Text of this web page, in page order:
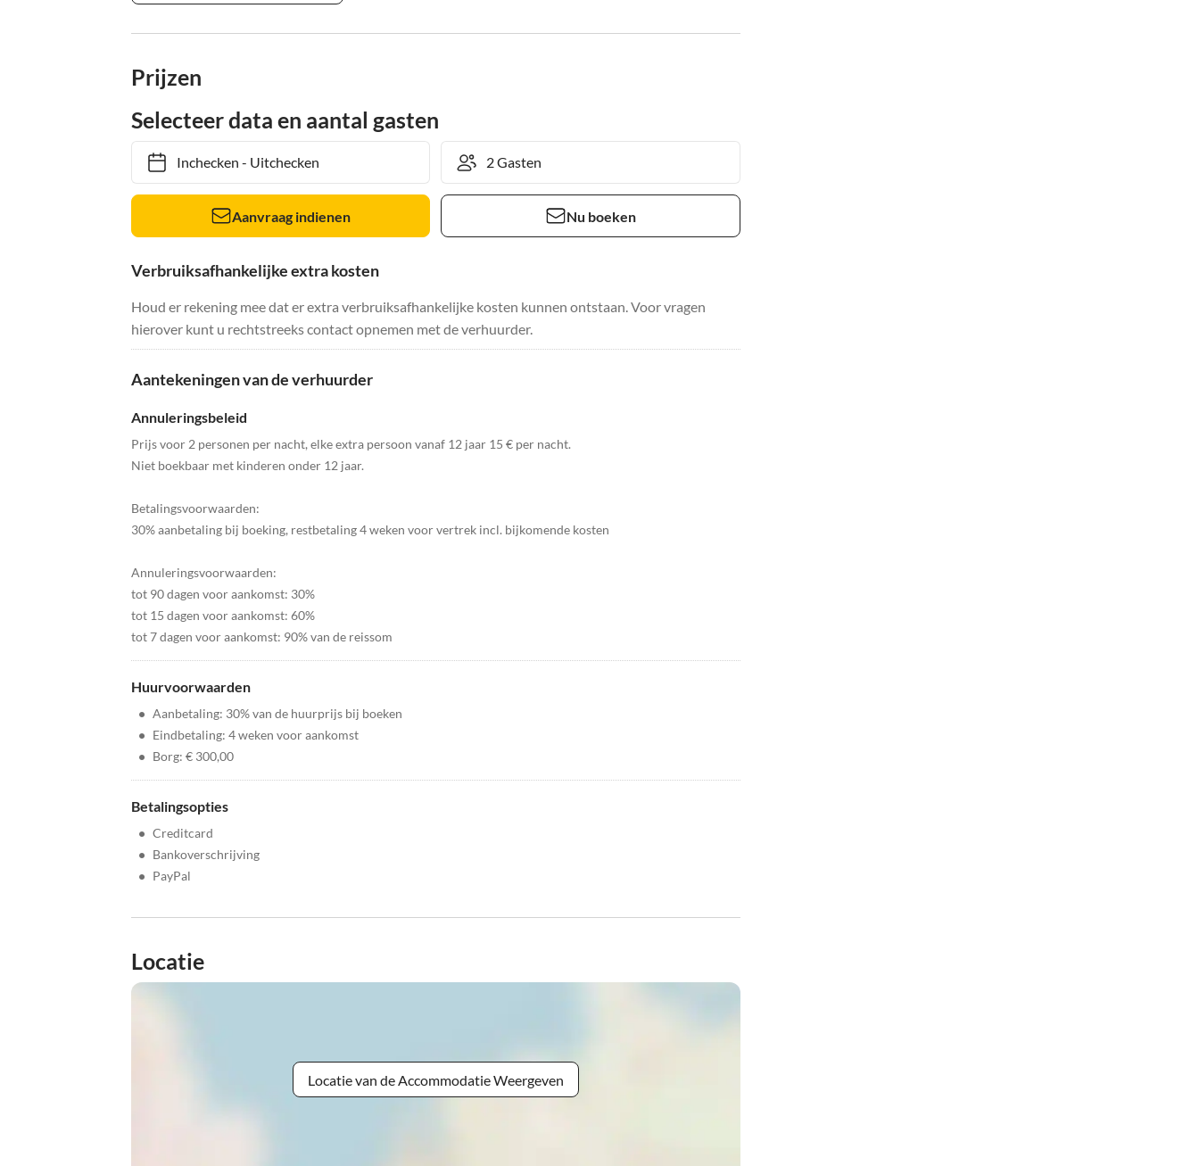
Prijzen
Selecteer data en aantal gasten
Inchecken- Uitchecken
Aanvraag indienen Nu boeken
Verbruiksafhankelijke extra kosten
Houd er rekening mee dat er extra verbruiksafhankelijke kosten kunnen ontstaan. Voor vragen
hierover kunt u rechtstreeks contact opnemen met de verhuurder.
Aantekeningen van de verhuurder
Annuleringsbeleid
Prijs voor 2 personen per nacht, elke extra persoon vanaf 12 jaar 15 € per nacht.
Niet boekbaar met kinderen onder 12 jaar.
Betalingsvoorwaarden:
30% aanbetaling bij boeking, restbetaling 4 weken voor vertrek incl. bijkomende kosten
Annuleringsvoorwaarden:
tot 90 dagen voor aankomst: 30%
tot 15 dagen voor aankomst: 60%
tot 7 dagen voor aankomst: 90% van de reissom
Huurvoorwaarden
• Aanbetaling: 30% van de huurprijs bij boeken
• Eindbetaling: 4 weken voor aankomst
• Borg: € 300,00
Betalingsopties
• Creditcard
• Bankoverschrijving
• PayPal
Locatie
Locatie van de Accommodatie Weergeven